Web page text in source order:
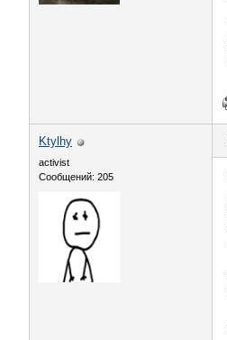
Ktylhy
activist
Сообщений: 205